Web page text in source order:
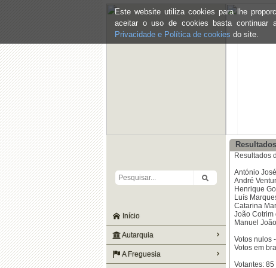
Este website utiliza cookies para lhe
aceitar o uso de cookies basta continuar
Privacidade e Política de cookies do site.
Início
Autarquia
A Freguesia
Resultados
António
André
Henrique
Luís
Catarina
João Cotrim
Manuel
Votos nulos
Votos em
Votantes: 85